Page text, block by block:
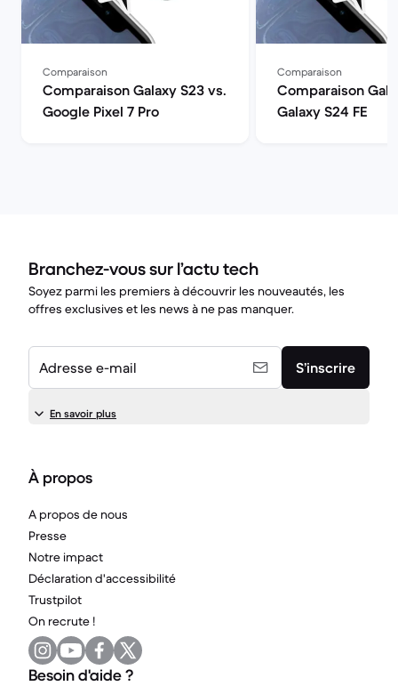
Comparaison
Comparaison Galaxy S23 vs.
Google Pixel 7 Pro
Comparaison
Comparaison
Galaxy S24 FE
Branchez-vous sur l’actu tech
Soyez parmi les premiers à découvrir les nouveautés, les
offres exclusives et les news à ne pas manquer.
Adresse e-mail S’inscrire
En savoir plus
À propos
A propos de nous
Presse
Notre impact
Déclaration d'accessibilité
Trustpilot
On recrute !
Besoin d'aide ?